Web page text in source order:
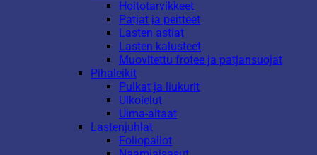
Hoitotarvikkeet
Patjat ja peitteet
Lasten astiat
Lasten kalusteet
Muovitettu frotee ja patjansuojat
Pihaleikit
Pulkat ja liukurit
Ulkolelut
Uima-altaat
Lastenjuhlat
Foliopallot